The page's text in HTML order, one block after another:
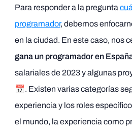
Para responder a la pregunta
programador, debemos
en la ciudad. En este caso, nos
gana un programador en
salariales de 2023 y algunas
📅. Existen varias categorías
experiencia y los roles
el mundo, la experiencia como